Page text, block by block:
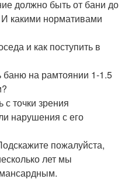
должно быть от бани до
какими нормативами
и как поступить в
баню на рамтоянии 1-1.5
точки зрения
нарушения с его
пожалуйста,
лет мы